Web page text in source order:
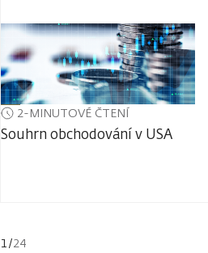
2-MINUTOVÉ ČTENÍ
Souhrn obchodování v USA
1 /24